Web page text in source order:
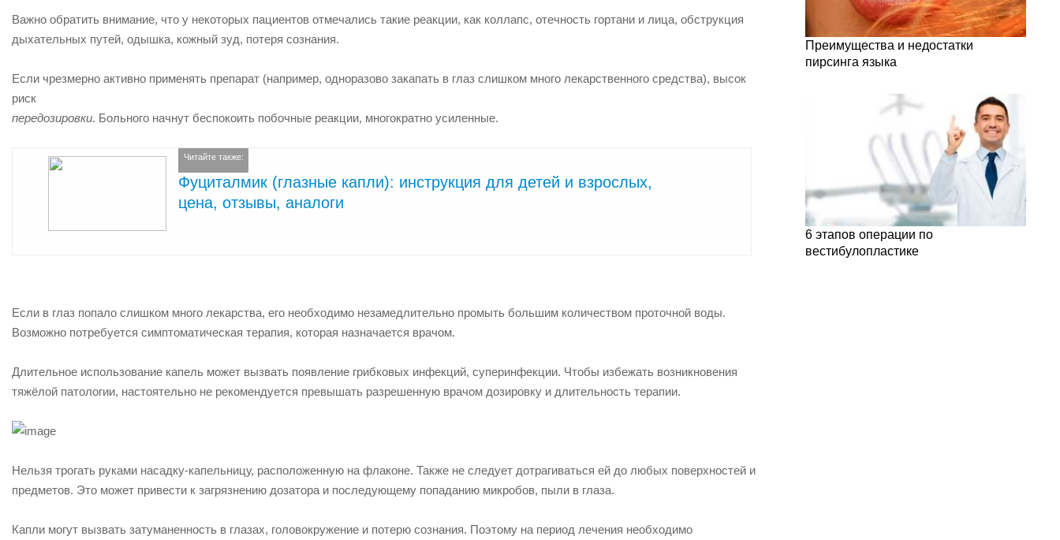
Важно обратить внимание, что у некоторых пациентов отмечались такие реакции, как коллапс, отечность гортани и лица, обструкция
дыхательных путей, одышка, кожный зуд, потеря сознания.
Если чрезмерно активно применять препарат (например, одноразово закапать в глаз слишком много лекарственного средства), высок
риск
передозировки. Больного начнут беспокоить побочные реакции, многократно усиленные.
Читайте также:
Фуциталмик (глазные капли): инструкция для детей и взрослых,
цена, отзывы, аналоги
Если в глаз попало слишком много лекарства, его необходимо незамедлительно промыть большим количеством проточной воды.
Возможно потребуется симптоматическая терапия, которая назначается врачом.
Длительное использование капель может вызвать появление грибковых инфекций, суперинфекции. Чтобы избежать возникновения
тяжёлой патологии, настоятельно не рекомендуется превышать разрешенную врачом дозировку и длительность терапии.
Нельзя трогать руками насадку-капельницу, расположенную на флаконе. Также не следует дотрагиваться ей до любых поверхностей и
предметов. Это может привести к загрязнению дозатора и последующему попаданию микробов, пыли в глаза.
Капли могут вызвать затуманенность в глазах, головокружение и потерю сознания. Поэтому на период лечения необходимо
Преимущества и недостатки
пирсинга языка
6 этапов операции по
вестибулопластике